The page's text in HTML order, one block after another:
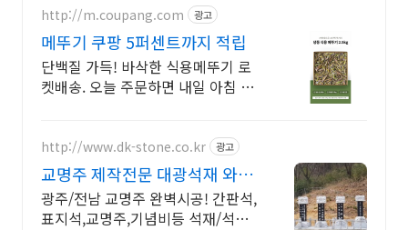
http://m.coupang.com 광고
메뚜기 쿠팡 5퍼센트까지 적립
단백질 가득! 바삭한 식용메뚜기 로
켓배송. 오늘 주문하면 내일 아침 식
모음!
http://www.dk-stone.co.kr 광고
교명주 제작전문 대광석재 와비
사진 석재 석물 전문회사
광주/전남 교명주 완벽시공! 간판석,
표지석,교명주,기념비등 석재/석물